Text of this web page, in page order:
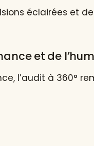
éclairées et
et de
l’audit à 360°